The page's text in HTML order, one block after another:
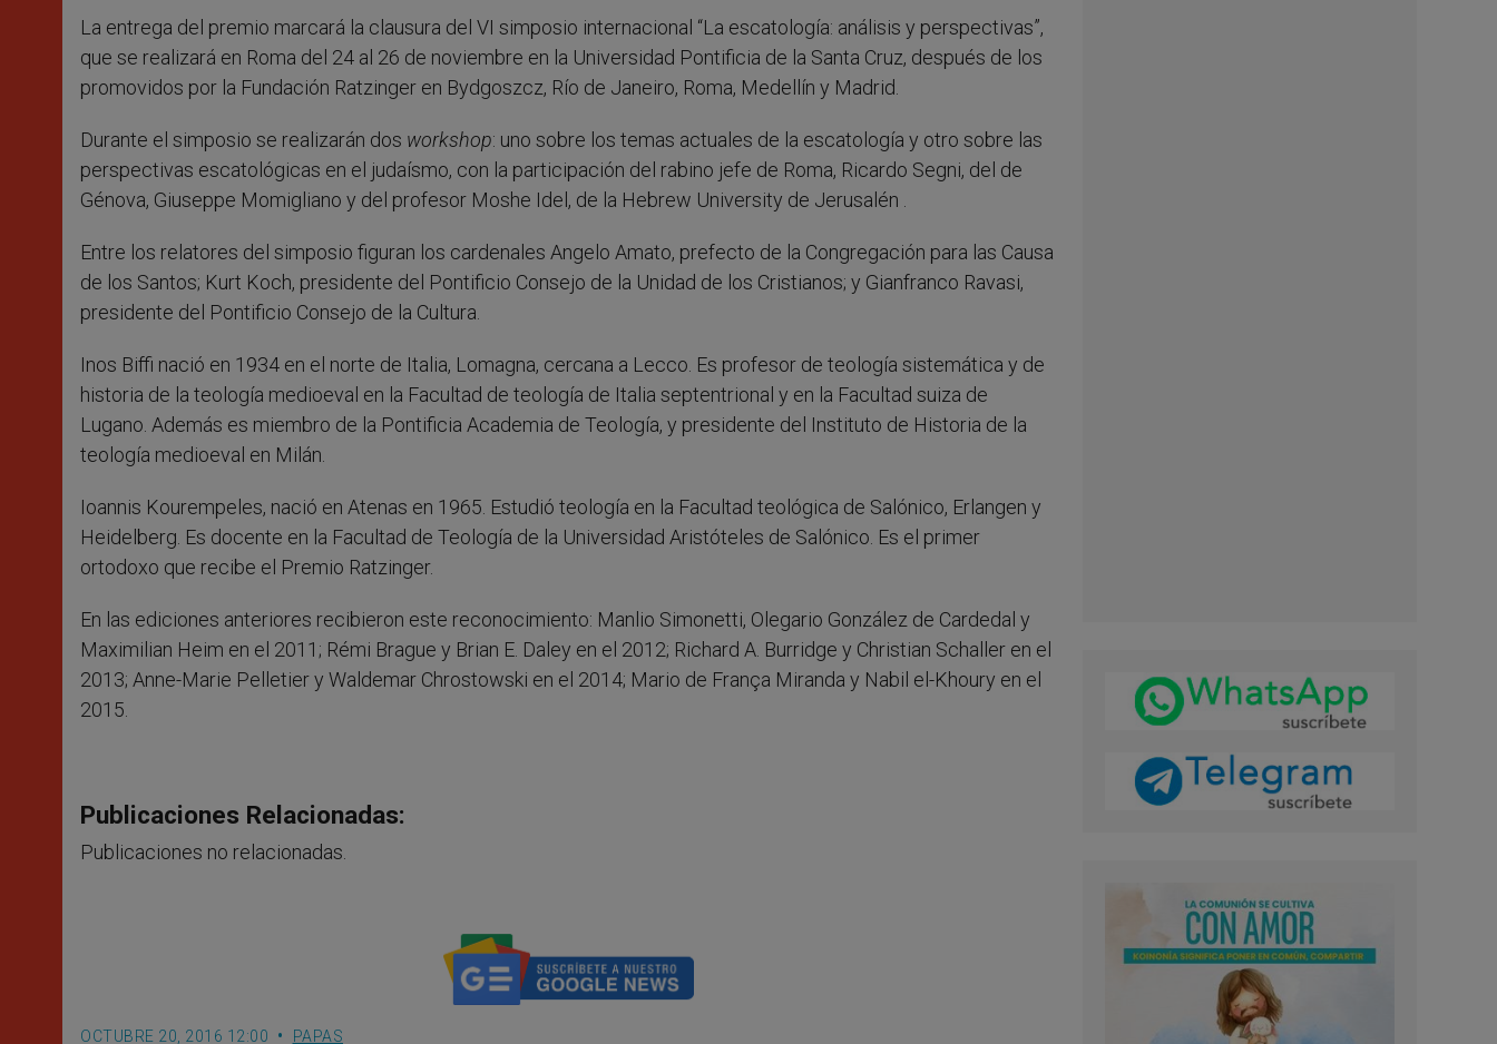
La entrega del premio marcará la clausura del VI simposio internacional “La escatología: análisis y perspectivas”,
que se realizará en Roma del 24 al 26 de noviembre en la Universidad Pontificia de la Santa Cruz, después de los
promovidos por la Fundación Ratzinger en Bydgoszcz, Río de Janeiro, Roma, Medellín y Madrid.
Durante el simposio se realizarán dos workshop: uno sobre los temas actuales de la escatología y otro sobre las
perspectivas escatológicas en el judaísmo, con la participación del rabino jefe de Roma, Ricardo Segni, del de
Génova, Giuseppe Momigliano y del profesor Moshe Idel, de la Hebrew University de Jerusalén .
Entre los relatores del simposio figuran los cardenales Angelo Amato, prefecto de la Congregación para las Causa
de los Santos; Kurt Koch, presidente del Pontificio Consejo de la Unidad de los Cristianos; y Gianfranco Ravasi,
presidente del Pontificio Consejo de la Cultura.
Inos Biffi nació en 1934 en el norte de Italia, Lomagna, cercana a Lecco. Es profesor de teología sistemática y de
historia de la teología medioeval en la Facultad de teología de Italia septentrional y en la Facultad suiza de
Lugano. Además es miembro de la Pontificia Academia de Teología, y presidente del Instituto de Historia de la
teología medioeval en Milán.
Ioannis Kourempeles, nació en Atenas en 1965. Estudió teología en la Facultad teológica de Salónico, Erlangen y
Heidelberg. Es docente en la Facultad de Teología de la Universidad Aristóteles de Salónico. Es el primer
ortodoxo que recibe el Premio Ratzinger.
En las ediciones anteriores recibieron este reconocimiento: Manlio Simonetti, Olegario González de Cardedal y
Maximilian Heim en el 2011; Rémi Brague y Brian E. Daley en el 2012; Richard A. Burridge y Christian Schaller en el
2013; Anne-Marie Pelletier y Waldemar Chrostowski en el 2014; Mario de França Miranda y Nabil el-Khoury en el
2015.
Publicaciones Relacionadas:
Publicaciones no relacionadas.
OCTUBRE 20, 2016 12:00 PAPAS